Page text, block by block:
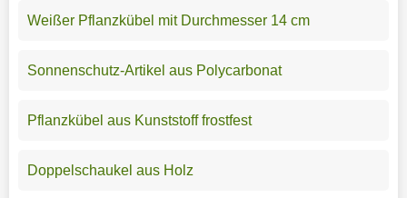
Weißer Pflanzkübel mit Durchmesser 14 cm
Sonnenschutz-Artikel aus Polycarbonat
Pflanzkübel aus Kunststoff frostfest
Doppelschaukel aus Holz